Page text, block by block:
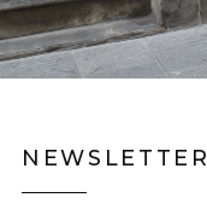
NEWSLETTER